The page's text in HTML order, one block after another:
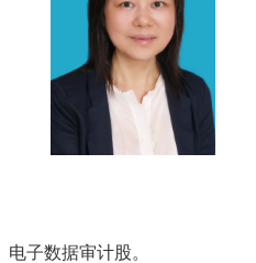
子数据审计股。